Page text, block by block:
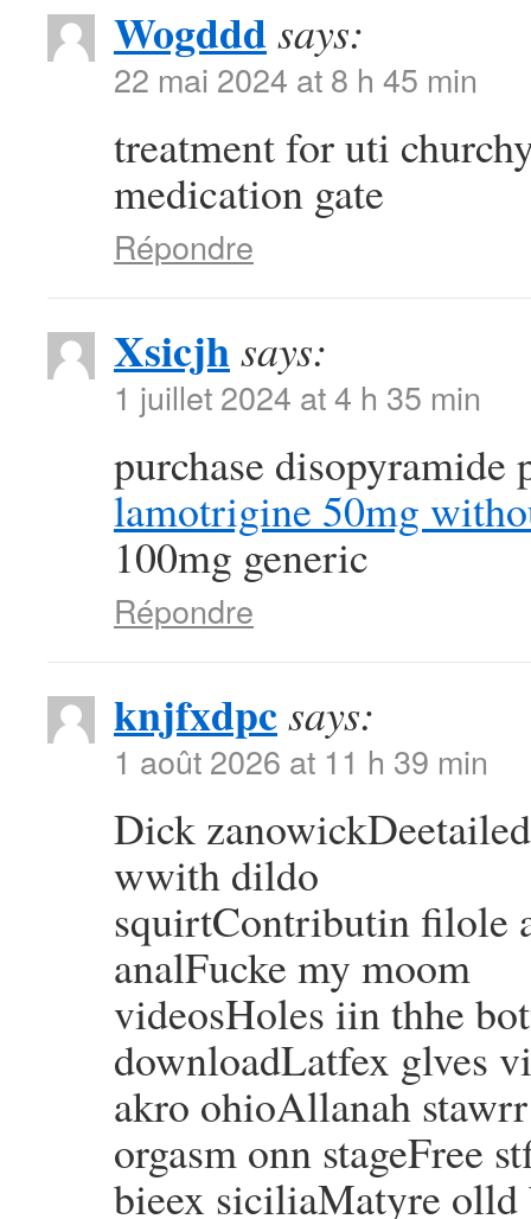
Wogdddsays:
22 mai 2024 at 8 h 45 min
treatment for uti
medication gate
Répondre
Xsicjhsays:
1 juillet 2024 at 4 h 35 min
purchase
lamotrigine 50mg
100mg generic
Répondre
knjfxdpcsays:
1 août 2026 at 11 h 39 min
Dick
wwith dildo
squirtContributin filole
analFucke my moom
videosHoles iin thhe
downloadLatfex glves
akro ohioAllanah
orgasm onn stageFree
bieex siciliaMatyre olld